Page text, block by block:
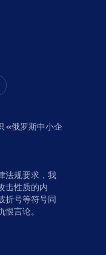
«俄罗斯中小企
法规要求，我
击性质的内
折号等符号同
言论。